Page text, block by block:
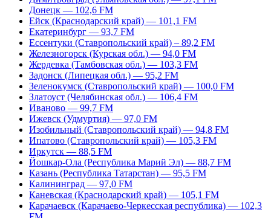
Донецк — 102,6 FM
Ейск (Краснодарский край) — 101,1 FM
Екатеринбург — 93,7 FM
Ессентуки (Ставропольский край) – 89,2 FM
Железногорск (Курская обл.) — 94,0 FM
Жердевка (Тамбовская обл.) — 103,3 FM
Задонск (Липецкая обл.) — 95,2 FM
Зеленокумск (Ставропольский край) — 100,0 FM
Златоуст (Челябинская обл.) — 106,4 FM
Иваново — 99,7 FM
Ижевск (Удмуртия) — 97,0 FM
Изобильный (Ставропольский край) — 94,8 FM
Ипатово (Ставропольский край) — 105,3 FM
Иркутск — 88,5 FM
Йошкар-Ола (Республика Марий Эл) — 88,7 FM
Казань (Республика Татарстан) — 95,5 FM
Калининград — 97,0 FM
Каневская (Краснодарский край) — 105,1 FM
Карачаевск (Карачаево-Черкесская республика) — 102,3